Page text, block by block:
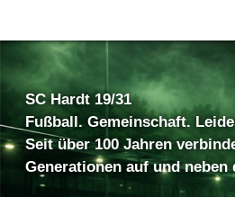
SC Hardt 19/31
Fußball. Gemeinschaft.
Seit über 100 Jahren
Generationen auf und neben